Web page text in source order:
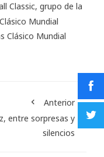
Classic, grupo de la
Mundial
Clásico Mundial
Anterior
entre sorpresas y
silencios